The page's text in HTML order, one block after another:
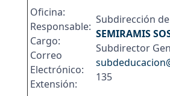
Oficina:
Responsable:
Cargo:
Correo
Electrónico:
Extensión:
Subdirección
SEMIRAMIS
Subdirector
135